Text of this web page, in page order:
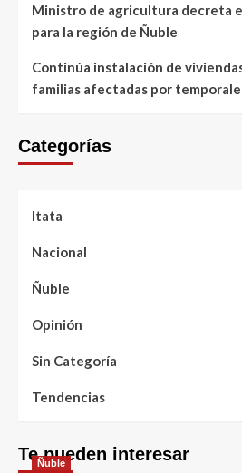
Ministro de agricultura decreta
para la región de Ñuble
Continúa instalación de
familias afectadas por
Categorías
Itata
Nacional
Ñuble
Opinión
Sin Categoría
Tendencias
Te pueden interesar
Ñuble